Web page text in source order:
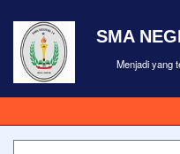
SMA
Menjadi yang